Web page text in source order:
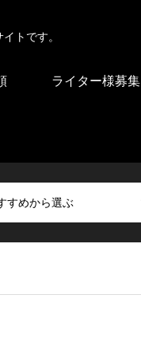
トです。
ライター様募集
すめから選ぶ